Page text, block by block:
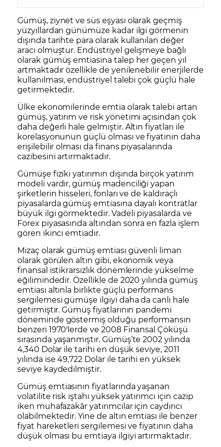
Gümüş, ziynet ve süs eşyası olarak geçmiş
yüzyıllardan günümüze kadar ilgi görmenin
dışında tarihte para olarak kullanılan değer
aracı olmuştur. Endüstriyel gelişmeye bağlı
olarak gümüş emtiasına talep her geçen yıl
artmaktadır özellikle de yenilenebilir enerjilerde
kullanılması, endüstriyel talebi çok güçlü hale
getirmektedir.
Ülke ekonomilerinde emtia olarak talebi artan
gümüş, yatırım ve risk yönetimi açısından çok
daha değerli hale gelmiştir.Altın fiyatları ile
korelasyonunun güçlü olması ve fiyatının daha
erişilebilir olması da finans piyasalarında
cazibesini artırmaktadır.
Gümüşe fiziki yatırımın dışında birçok yatırım
modeli vardır, gümüş madenciliği yapan
şirketlerin hisseleri, fonları ve de kaldıraçlı
piyasalarda gümüş emtiasına dayalı kontratlar
büyük ilgi görmektedir. Vadeli piyasalarda ve
Forex piyasasında altından sonra en fazla işlem
gören ikinci emtiadır.
Mizaç olarak gümüş emtiası güvenli liman
olarak görülen altın gibi, ekonomik veya
finansal istikrarsızlık dönemlerinde yükselme
eğilimindedir. Özellikle de 2020 yılında gümüş
emtiası altınla birlikte güçlü performans
sergilemesi gümüşe ilgiyi daha da canlı hale
getirmiştir. Gümüş fiyatlarının pandemi
döneminde göstermiş olduğu performansın
benzeri 1970'lerde ve 2008 Finansal Çöküşü
sırasında yaşanmıştır. Gümüş’te 2002 yılında
4,340 Dolar ile tarihi en düşük seviye, 2011
yılında ise 49,722 Dolar ile tarihi en yüksek
seviye kaydedilmiştir.
Gümüş emtiasının fiyatlarında yaşanan
volatilite risk iştahı yüksek yatırımcı için cazip
iken muhafazakâr yatırımcılar için caydırıcı
olabilmektedir. Yine de altın emtiası ile benzer
fiyat hareketleri sergilemesi ve fiyatının daha
düşük olması bu emtiaya ilgiyi artırmaktadır.